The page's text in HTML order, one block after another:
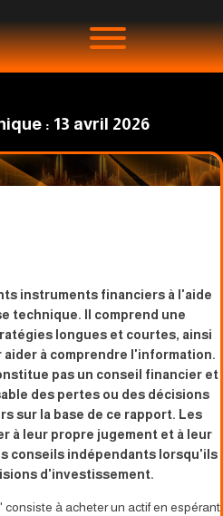
: 13 avril 2026
instruments financiers à l'aide
technique. Il comprend une
longues et courtes, ainsi
à comprendre l'information.
pas un conseil financier et
des pertes ou des décisions
sur la base de ce rapport. Les
à leur propre jugement et à leur
conseils indépendants lorsqu'ils
d'investissement.
consiste à acheter un actif en espérant